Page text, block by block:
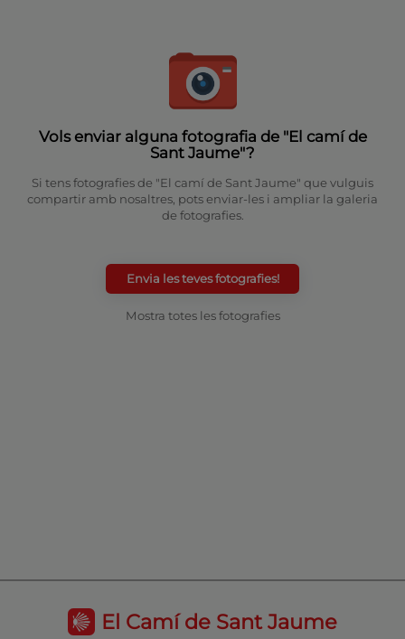
Vols enviar alguna fotografia de "El camí de
Sant Jaume"?
Si tens fotografies de "El camí de Sant Jaume" que vulguis
compartir amb nosaltres, pots enviar-les i ampliar la galeria
de fotografies.
Envia les teves fotografies!
Mostra totes les fotografies
El Camí de Sant Jaume